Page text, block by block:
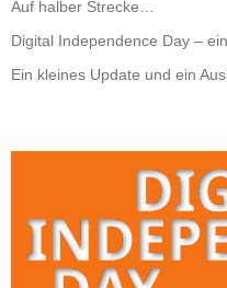
Auf halber Strecke…
Digital Independence Day –
Ein kleines Update und ein